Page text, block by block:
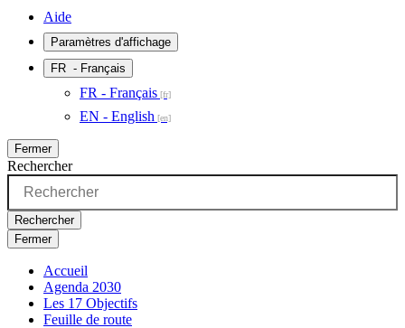
Aide
Paramètres d'affichage
FR - Français
FR - Français
EN - English
Fermer
Rechercher
Rechercher
Fermer
Accueil
Agenda 2030
Les 17 Objectifs
Feuille de route